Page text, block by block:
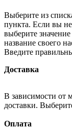
Выберите из
пункта. Если вы
выберите
название своего
Введите
Доставка
В зависимости от
доставки.
Оплата